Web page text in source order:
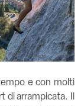
e con molti
arrampicata. Il